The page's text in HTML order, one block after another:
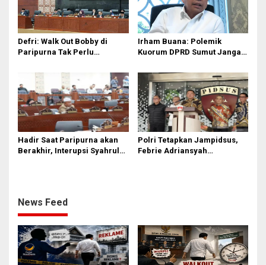
Defri: Walk Out Bobby di
Paripurna Tak Perlu
Kourum
Irham Buana: Polemik
Kuorum DPRD Sumut Jangan
Internal
Hadir Saat Paripurna akan
Berakhir, Interupsi Syahrul
Polri Tetapkan Jampidsus,
Febrie Adriansyah
News Feed